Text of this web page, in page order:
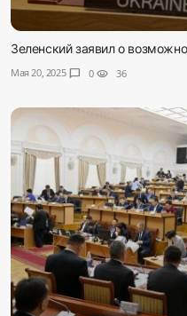
Зеленский заявил о
Мая 20, 2025 chat_bubble 0 visibility 36